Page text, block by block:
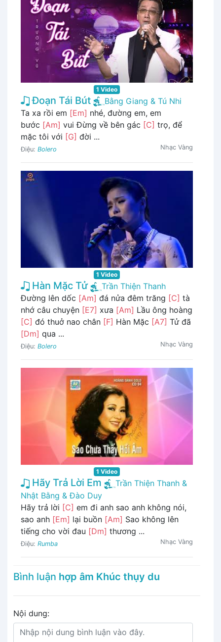
1 Video
Đoạn Tái Bút
Bằng Giang & Tú Nhi
Ta xa rồi em [Em] nhé, đường em, em
bước [Am] vui Đừng về bên gác [C] trọ, để
mặc tôi với [G] đời ...
Điệu: Bolero Nhạc Vàng
1 Video
Hàn Mặc Tử
Trần Thiện Thanh
Đường lên dốc [Am] đá nửa đêm trăng [C] tà
nhớ câu chuyện [E7] xưa [Am] Lầu ông hoàng
[C] đó thuở nao chân [F] Hàn Mặc [A7] Tử đã
[Dm] qua ...
Điệu: Bolero Nhạc Vàng
1 Video
Hãy Trả Lời Em
Trần Thiện Thanh &
Nhật Bằng & Đào Duy
Hãy trả lời [C] em đi anh sao anh không nói,
sao anh [Em] lại buồn [Am] Sao không lên
tiếng cho vời đau [Dm] thương ...
Điệu: Rumba Nhạc Vàng
Bình luận hợp âm Khúc thụy du
Nội dung: